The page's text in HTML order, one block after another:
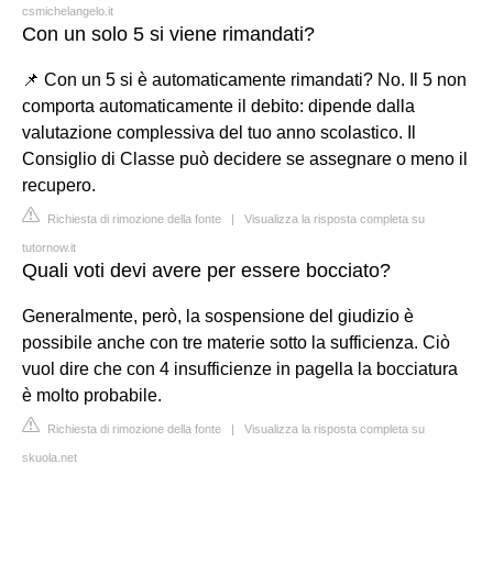
csmichelangelo.it
Con un solo 5 si viene rimandati?
📌 Con un 5 si è automaticamente rimandati? No. Il 5 non
comporta automaticamente il debito: dipende dalla
valutazione complessiva del tuo anno scolastico. Il
Consiglio di Classe può decidere se assegnare o meno il
recupero.
Richiesta di rimozione della fonte | Visualizza la risposta completa su
tutornow.it
Quali voti devi avere per essere bocciato?
Generalmente, però, la sospensione del giudizio è
possibile anche con tre materie sotto la sufficienza. Ciò
vuol dire che con 4 insufficienze in pagella la bocciatura
è molto probabile.
Richiesta di rimozione della fonte | Visualizza la risposta completa su
skuola.net